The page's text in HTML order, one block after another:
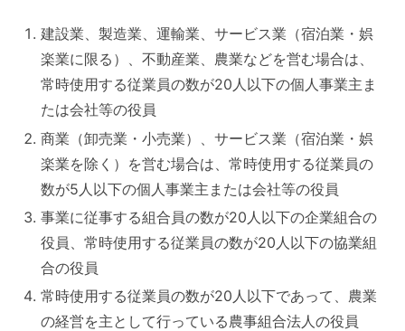
建設業、製造業、運輸業、サービス業（宿泊業・娯
楽業に限る）、不動産業、農業などを営む場合は、
常時使用する従業員の数が20人以下の個人事業主ま
たは会社等の役員
商業（卸売業・小売業）、サービス業（宿泊業・娯
楽業を除く）を営む場合は、常時使用する従業員の
数が5人以下の個人事業主または会社等の役員
事業に従事する組合員の数が20人以下の企業組合の
役員、常時使用する従業員の数が20人以下の協業組
合の役員
常時使用する従業員の数が20人以下であって、農業
の経営を主として行っている農事組合法人の役員